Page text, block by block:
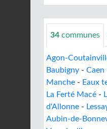
34 communes
Agon-
Baubigny - Caen
Manche - Eaux
La Ferté Macé -
d'Allonne -
Aubin-de-